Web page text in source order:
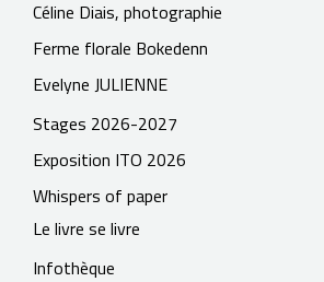
Céline Diais, photographie
Ferme florale Bokedenn
Evelyne JULIENNE
Stages 2026-2027
Exposition ITO 2026
Whispers of paper
Le livre se livre
Infothèque